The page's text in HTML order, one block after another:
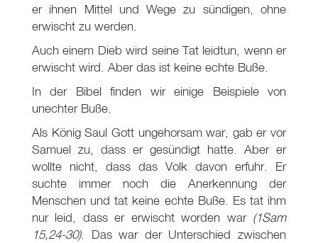
er ihnen Mittel und Wege zu sündigen, ohne
erwischt zu werden.
Auch einem Dieb wird seine Tat leidtun, wenn er
erwischt wird. Aber das ist keine echte Buße.
In der Bibel finden wir einige Beispiele von
unechter Buße.
Als König Saul Gott ungehorsam war, gab er vor
Samuel zu, dass er gesündigt hatte. Aber er
wollte nicht, dass das Volk davon erfuhr. Er
suchte immer noch die Anerkennung der
Menschen und tat keine echte Buße. Es tat ihm
nur leid, dass er erwischt worden war (1Sam
15,24-30). Das war der Unterschied zwischen